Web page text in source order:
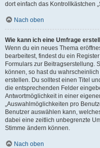
dort einfach das Kontrollkästchen
Nach oben
Wie kann ich eine Umfrage
Wenn du ein neues Thema
bearbeitest, findest du ein
Formulars zur Beitragserstellung.
können, so hast du
erstellen. Du solltest einen Titel
die entsprechenden Felder
Antwortmöglichkeit in einer
„Auswahlmöglichkeiten pro
Benutzer auswählen kann,
dabei eine zeitlich unbegrenzte
Stimme ändern können.
Nach oben